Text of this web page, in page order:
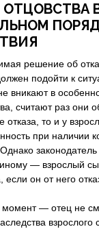
ОТЦОВСТВА
решение об
подойти к
вникают в
считают раз они
то и у
при наличии
— взрослый
если он от него
— отец не
взрослого